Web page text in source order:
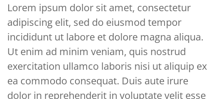
Lorem ipsum dolor sit amet, consectetur
adipiscing elit, sed do eiusmod tempor
incididunt ut labore et dolore magna aliqua.
Ut enim ad minim veniam, quis nostrud
exercitation ullamco laboris nisi ut aliquip ex
ea commodo consequat. Duis aute irure
dolor in reprehenderit in voluptate velit esse